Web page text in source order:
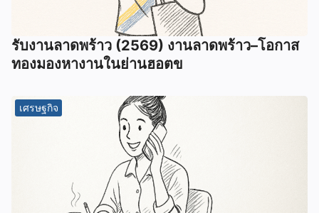
รับงานลาดพร้าว (2569) งานลาดพร้าว–โอกาส
ทองมองหางานในย่านฮอตข
เศรษฐกิจ